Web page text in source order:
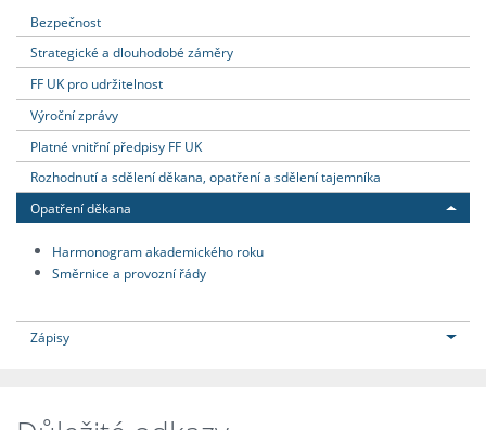
Bezpečnost
Strategické a dlouhodobé záměry
FF UK pro udržitelnost
Výroční zprávy
Platné vnitřní předpisy FF UK
Rozhodnutí a sdělení děkana, opatření a sdělení tajemníka
Opatření děkana
Harmonogram akademického roku
Směrnice a provozní řády
Zápisy